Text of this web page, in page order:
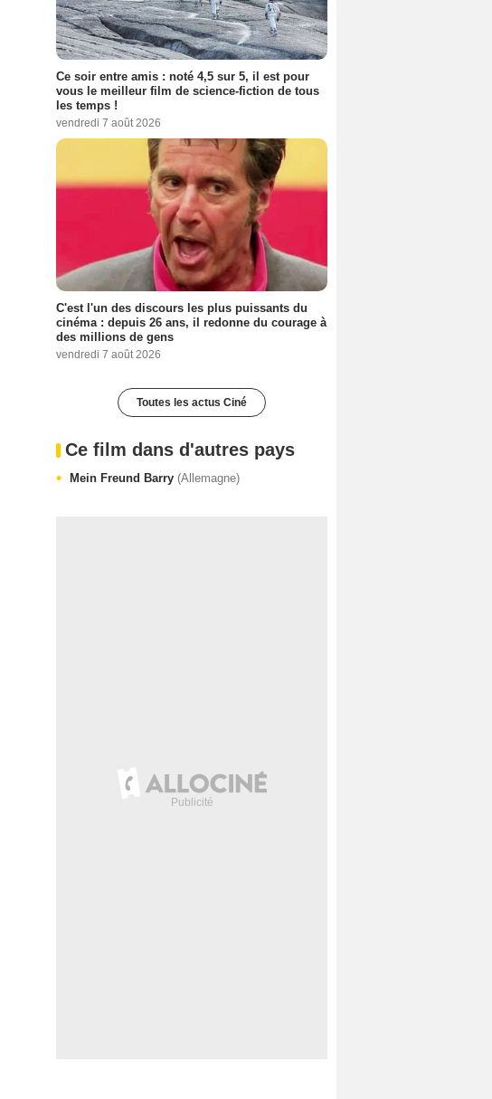
Ce soir entre amis : noté 4,5 sur 5, il est pour
vous le meilleur film de science-fiction de tous
les temps !
vendredi 7 août 2026
C'est l'un des discours les plus puissants du
cinéma : depuis 26 ans, il redonne du courage à
des millions de gens
vendredi 7 août 2026
Toutes les actus Ciné
Ce film dans d'autres pays
Mein Freund Barry (Allemagne)